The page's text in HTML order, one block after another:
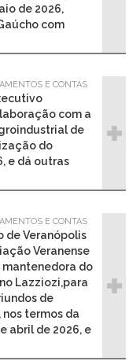
de 2026,
com
E CONTAS
com a
de
do
e dá outras
E CONTAS
de Veranópolis
Veranense
mantenedora do
Lazziozi,para
de
termos da
abril de 2026, e